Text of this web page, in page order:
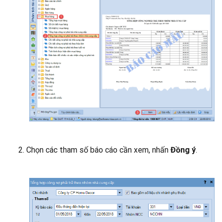
2. Chọn các tham số báo cáo cần xem, nhấn Đồng ý.